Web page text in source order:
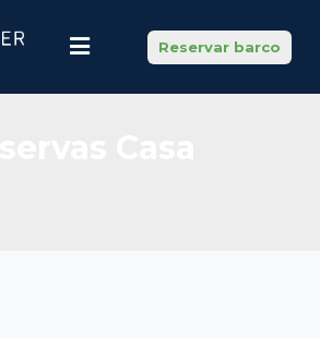
Reservar barco